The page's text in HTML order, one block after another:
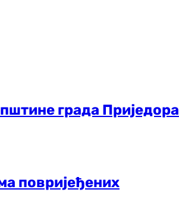
града Приједора
повријеђених